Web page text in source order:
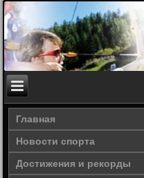
Главная
Новости спорта
Достижения и рекорды